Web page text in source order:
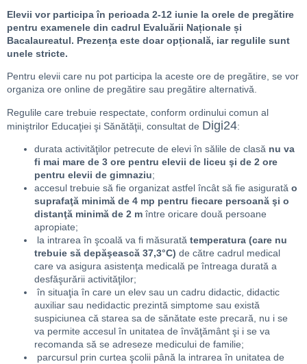
Elevii vor participa în perioada 2-12 iunie la orele de pregătire
pentru examenele din cadrul Evaluării Naționale și
Bacalaureatul. Prezența este doar opțională, iar regulile sunt
unele stricte.
Pentru elevii care nu pot participa la aceste ore de pregătire, se vor
organiza ore online de pregătire sau pregătire alternativă.
Regulile care trebuie respectate, conform ordinului comun al
miniştrilor Educaţiei şi Sănătăţii, consultat de Digi24:
durata activităţilor petrecute de elevi în sălile de clasă nu va
fi mai mare de 3 ore pentru elevii de liceu şi de 2 ore
pentru elevii de gimnaziu;
accesul trebuie să fie organizat astfel încât să fie asigurată o
suprafaţă minimă de 4 mp pentru fiecare persoană şi o
distanţă minimă de 2 m între oricare două persoane
apropiate;
la intrarea în şcoală va fi măsurată temperatura (care nu
trebuie să depăşească 37,3°C) de către cadrul medical
care va asigura asistenţa medicală pe întreaga durată a
desfăşurării activităţilor;
în situaţia în care un elev sau un cadru didactic, didactic
auxiliar sau nedidactic prezintă simptome sau există
suspiciunea că starea sa de sănătate este precară, nu i se
va permite accesul în unitatea de învăţământ şi i se va
recomanda să se adreseze medicului de familie;
parcursul prin curtea şcolii până la intrarea în unitatea de